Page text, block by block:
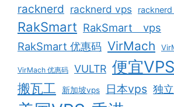
racknerd racknerd vps racknerd
RakSmart RakSmart vps
RakSmart 优惠码 VirMach
VirMach 优惠码 VULTR 便宜VPS
搬瓦工
新加坡vps 日本vps 独